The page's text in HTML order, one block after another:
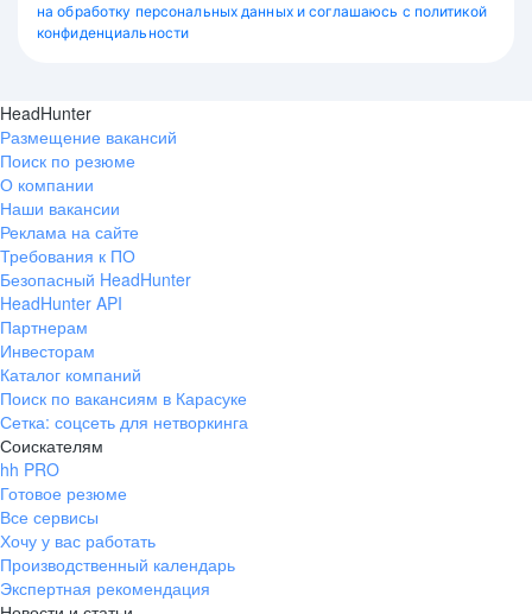
на обработку персональных данных и соглашаюсь с политикой
конфиденциальности
HeadHunter
Размещение вакансий
Поиск по резюме
О компании
Наши вакансии
Реклама на сайте
Требования к ПО
Безопасный HeadHunter
HeadHunter API
Партнерам
Инвесторам
Каталог компаний
Поиск по вакансиям в Карасуке
Сетка: соцсеть для нетворкинга
Соискателям
hh PRO
Готовое резюме
Все сервисы
Хочу у вас работать
Производственный календарь
Экспертная рекомендация